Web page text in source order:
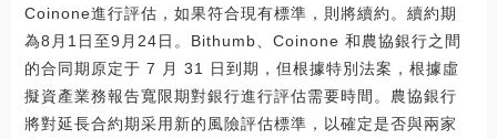
Coinone進行評估，如果符合現有標準，則將續約。續約期
為8月1日至9月24日。Bithumb、Coinone 和農協銀行之間
的合同期原定于 7 月 31 日到期，但根據特別法案，根據虛
擬資產業務報告寬限期對銀行進行評估需要時間。農協銀行
將對延長合約期采用新的風險評估標準，以確定是否與兩家